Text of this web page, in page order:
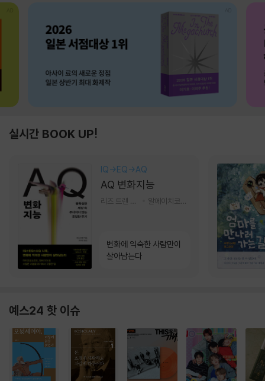
실시간 BOOK UP!
IQ→EQ→AQ
AQ 변화지능
변화에 익숙한 사람만이
살아남는다
예스24 핫 이슈